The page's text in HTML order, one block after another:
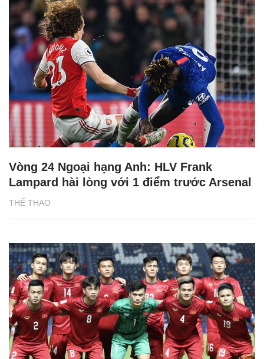
THỂ THAO
Vòng 24 Ngoại hạng Anh: HLV Frank
Lampard hài lòng với 1 điểm trước Arsenal